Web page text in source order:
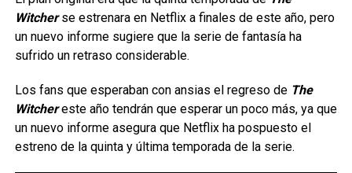
que el oponente contraataque; aunque en manos
experimentadas puede generar una presión constante
gracias a su velocidad, movilidad y capacidad para alternar
La serie da inicio a una etapa totalmente nueva de
aventuras en cómic para el icónico arqueólogo,
ambientada en la época de las películas originales que
Tras los sucesos deEn busca del arca perdida, los
villanos más infames de Indy —incluido el improbable
regreso de un archienemigo— buscan una nueva y
Witcher se estrenara en Netflix a finales de este año, pero
un nuevo informe sugiere que la serie de fantasía ha
sufrido un retraso considerable.
Los fans que esperaban con ansias el regreso de The
Witcher este año tendrán que esperar un poco más, ya que
un nuevo informe asegura que Netflix ha pospuesto el
estreno de la quinta y última temporada de la serie.